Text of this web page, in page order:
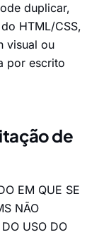
duplicar,
HTML/CSS,
visual ou
por escrito
de
EM QUE SE
NÃO
DO USO DO